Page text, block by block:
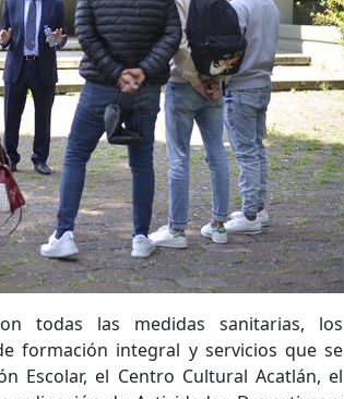
todas las medidas sanitarias, los
formación integral y servicios que se
Escolar, el Centro Cultural Acatlán, el